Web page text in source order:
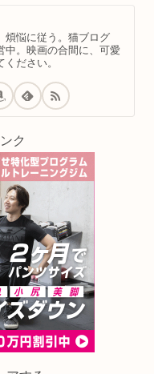
煩悩に従う。猫ブログ
中。映画の合間に、可愛
ださい。
ク